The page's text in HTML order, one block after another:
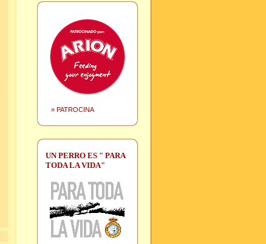
» PATROCINA
UN PERRO ES " PARA
TODA LA VIDA"